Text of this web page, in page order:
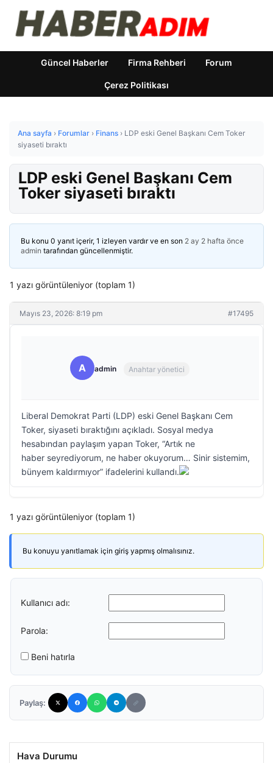
Güncel Haberler Firma Rehberi Forum
Çerez Politikası
Ana sayfa › Forumlar › Finans › LDP eski Genel Başkanı Cem Toker
siyaseti bıraktı
LDP eski Genel Başkanı Cem
Toker siyaseti bıraktı
Bu konu 0 yanıt içerir, 1 izleyen vardır ve en son 2 ay 2 hafta önce
admin tarafından güncellenmiştir.
1 yazı görüntüleniyor (toplam 1)
Mayıs 23, 2026: 8:19 pm #17495
A admin Anahtar yönetici
Liberal Demokrat Parti (LDP) eski Genel Başkanı Cem
Toker, siyaseti bıraktığını açıkladı. Sosyal medya
hesabından paylaşım yapan Toker, “Artık ne
haber seyrediyorum, ne haber okuyorum… Sinir sistemim,
bünyem kaldırmıyor” ifadelerini kullandı.
1 yazı görüntüleniyor (toplam 1)
Bu konuyu yanıtlamak için giriş yapmış olmalısınız.
Kullanıcı adı:
Parola:
Beni hatırla
Paylaş:
Hava Durumu